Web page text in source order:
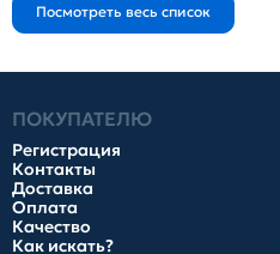
ПОКУПАТЕЛЮ
Регистрация
Контакты
Доставка
Оплата
Качество
Как искать?